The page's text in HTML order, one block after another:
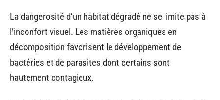
La dangerosité d’un habitat dégradé ne se limite pas à
l’inconfort visuel. Les matières organiques en
décomposition favorisent le développement de
bactéries et de parasites dont certains sont
hautement contagieux.